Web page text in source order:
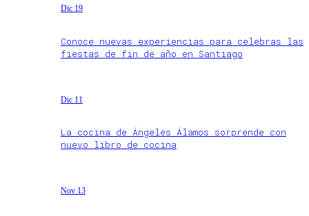
Dic 19
Conoce nuevas experiencias para celebras las
fiestas de fin de año en Santiago
Dic 11
La cocina de Ángeles Álamos sorprende con
nuevo libro de cocina
Nov 13